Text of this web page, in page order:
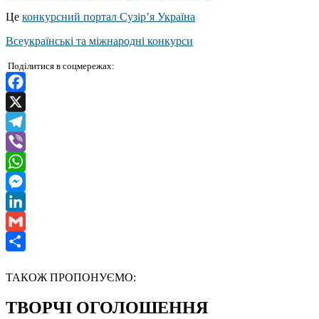
Це конкурсний портал Сузір’я Україна
Всеукраїнські та міжнародні конкурси
Поділитися в соцмережах:
Facebook
X
Telegram
Viber
WhatsApp
Messenger
LinkedIn
Gmail
ТАКОЖ ПРОПОНУЄМО:
ТВОРЧІ ОГОЛОШЕННЯ